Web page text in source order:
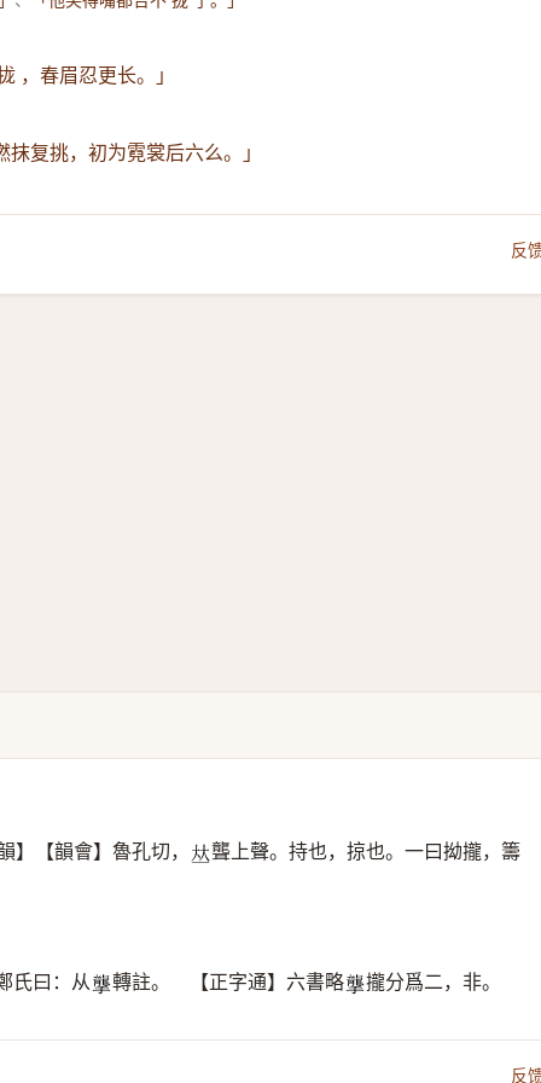
，春眉忍更长。」
抹复挑，初为霓裳后六么。」
反
】【韻會】魯孔切， 𠀤聾上聲。持也，掠也。一曰拗攏，籌
氏曰：从𢸭 轉註。 【正字通】六書略𢸭 攏分爲二，非。
反